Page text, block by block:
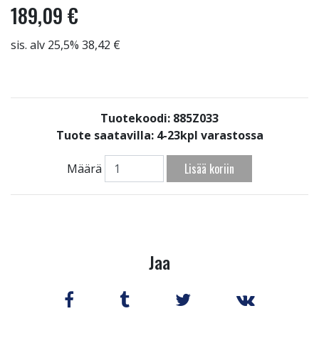
189,09 €
sis. alv 25,5% 38,42 €
Tuotekoodi: 885Z033
Tuote saatavilla: 4-23kpl varastossa
Määrä Lisää koriin
Jaa